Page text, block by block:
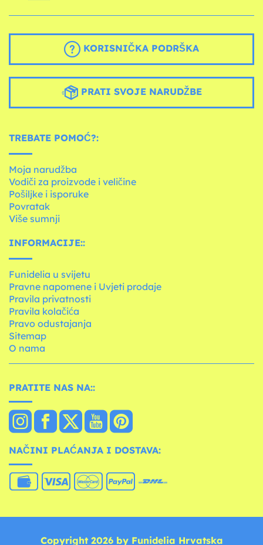
KORISNIČKA PODRŠKA
PRATI SVOJE NARUDŽBE
TREBATE POMOĆ?:
Moja narudžba
Vodiči za proizvode i veličine
Pošiljke i isporuke
Povratak
Više sumnji
INFORMACIJE::
Funidelia u svijetu
Pravne napomene i Uvjeti prodaje
Pravila privatnosti
Pravila kolačića
Pravo odustajanja
Sitemap
O nama
PRATITE NAS NA::
NAČINI PLAĆANJA I DOSTAVA:
Copyright 2026 by Funidelia Hrvatska